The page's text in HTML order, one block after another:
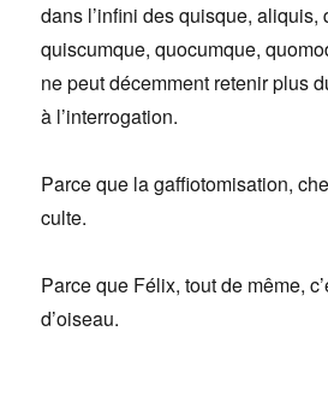
dans l’infini des quisque, aliquis,
quiscumque, quocumque,
ne peut décemment retenir plus
à l’interrogation.
Parce que la gaffiotomisation,
culte.
Parce que Félix, tout de même,
d’oiseau.